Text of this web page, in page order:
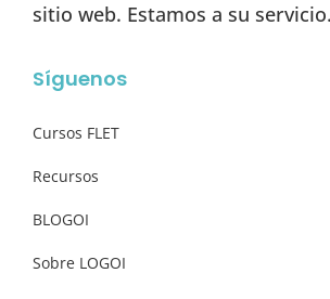
sitio web. Estamos a su servicio.
Síguenos
Cursos FLET
Recursos
BLOGOI
Sobre LOGOI